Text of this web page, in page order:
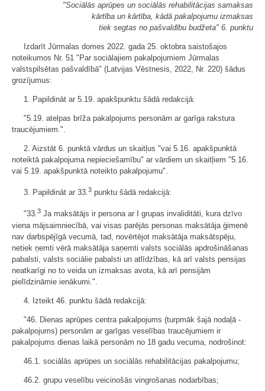
"Sociālās aprūpes un sociālās rehabilitācijas samaksas
kārtība un kārtība, kādā pakalpojumu izmaksas
tiek segtas no pašvaldību budžeta" 6. punktu
Izdarīt Jūrmalas domes 2022. gada 25. oktobra saistošajos
noteikumos Nr. 51 "Par sociālajiem pakalpojumiem Jūrmalas
valstspilsētas pašvaldībā" (Latvijas Vēstnesis, 2022, Nr. 220) šādus
grozījumus:
1. Papildināt ar 5.19. apakšpunktu šādā redakcijā:
"5.19. atelpas brīža pakalpojums personām ar garīga rakstura
traucējumiem.".
2. Aizstāt 6. punktā vārdus un skaitļus "vai 5.16. apakšpunktā
noteiktā pakalpojuma nepieciešamību" ar vārdiem un skaitļiem "5.16.
vai 5.19. apakšpunktā noteikto pakalpojumu".
3. Papildināt ar 33.3 punktu šādā redakcijā:
"33.3 Ja maksātājs ir persona ar I grupas invaliditāti, kura dzīvo
viena mājsaimniecībā, vai visas parējās personas maksātāja ģimenē
nav darbspējīgā vecumā, tad, novērtējot maksātāja maksātspēju,
netiek ņemti vērā maksātāja saņemti valsts sociālās apdrošināšanas
pabalsti, valsts sociālie pabalsti un atlīdzības, kā arī valsts pensijas
neatkarīgi no to veida un izmaksas avota, kā arī pensijām
pielīdzināmie ienākumi.".
4. Izteikt 46. punktu šādā redakcijā:
"46. Dienas aprūpes centra pakalpojums (turpmāk šajā nodaļā -
pakalpojums) personām ar garīgas veselības traucējumiem ir
pakalpojums dienas laikā personām no 18 gadu vecuma, nodrošinot:
46.1. sociālās aprūpes un sociālās rehabilitācijas pakalpojumu;
46.2. grupu veselību veicinošās vingrošanas nodarbības;